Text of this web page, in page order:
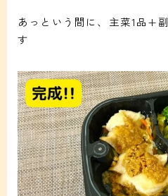
あっという間に、主菜1品+
す